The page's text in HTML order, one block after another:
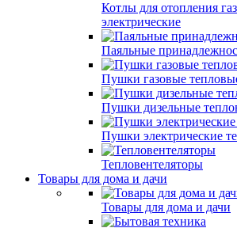
Котлы для отопления
электрические
Паяльные
Пушки газовые
Пушки дизельные
Пушки электрические
Тепловентеляторы
Товары для дома и дачи
Товары для дома и дачи